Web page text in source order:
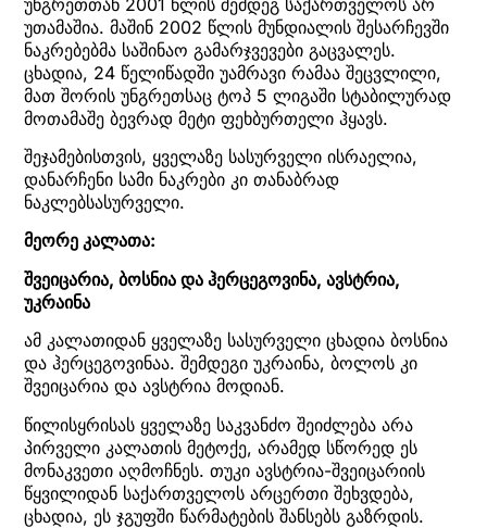
უთამაშია. მაშინ 2002 წლის მუნდიალის შესარჩევში
ნაკრებებმა საშინაო გამარჯვევები გაცვალეს.
ცხადია, 24 წელიწადში უამრავი რამაა შეცვლილი,
მათ შორის უნგრეთსაც ტოპ 5 ლიგაში სტაბილურად
მოთამაშე ბევრად მეტი ფეხბურთელი ჰყავს.
შეჯამებისთვის, ყველაზე სასურველი ისრაელია,
დანარჩენი სამი ნაკრები კი თანაბრად
ნაკლებსასურველი.
მეორე კალათა:
შვეიცარია, ბოსნია და ჰერცეგოვინა, ავსტრია,
უკრაინა
ამ კალათიდან ყველაზე სასურველი ცხადია ბოსნია
და ჰერცეგოვინაა. შემდეგი უკრაინა, ბოლოს კი
შვეიცარია და ავსტრია მოდიან.
წილისყრისას ყველაზე საკვანძო შეიძლება არა
პირველი კალათის მეტოქე, არამედ სწორედ ეს
მონაკვეთი აღმოჩნეს. თუკი ავსტრია-შვეიცარიის
წყვილიდან საქართველოს არცერთი შეხვდება,
ცხადია, ეს ჯგუფში წარმატების შანსებს გაზრდის.